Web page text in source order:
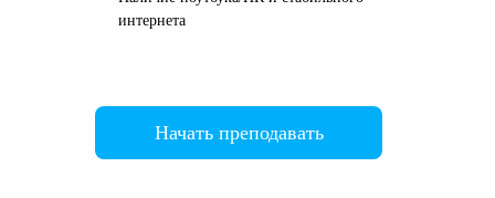
Начать преподавать
интернета